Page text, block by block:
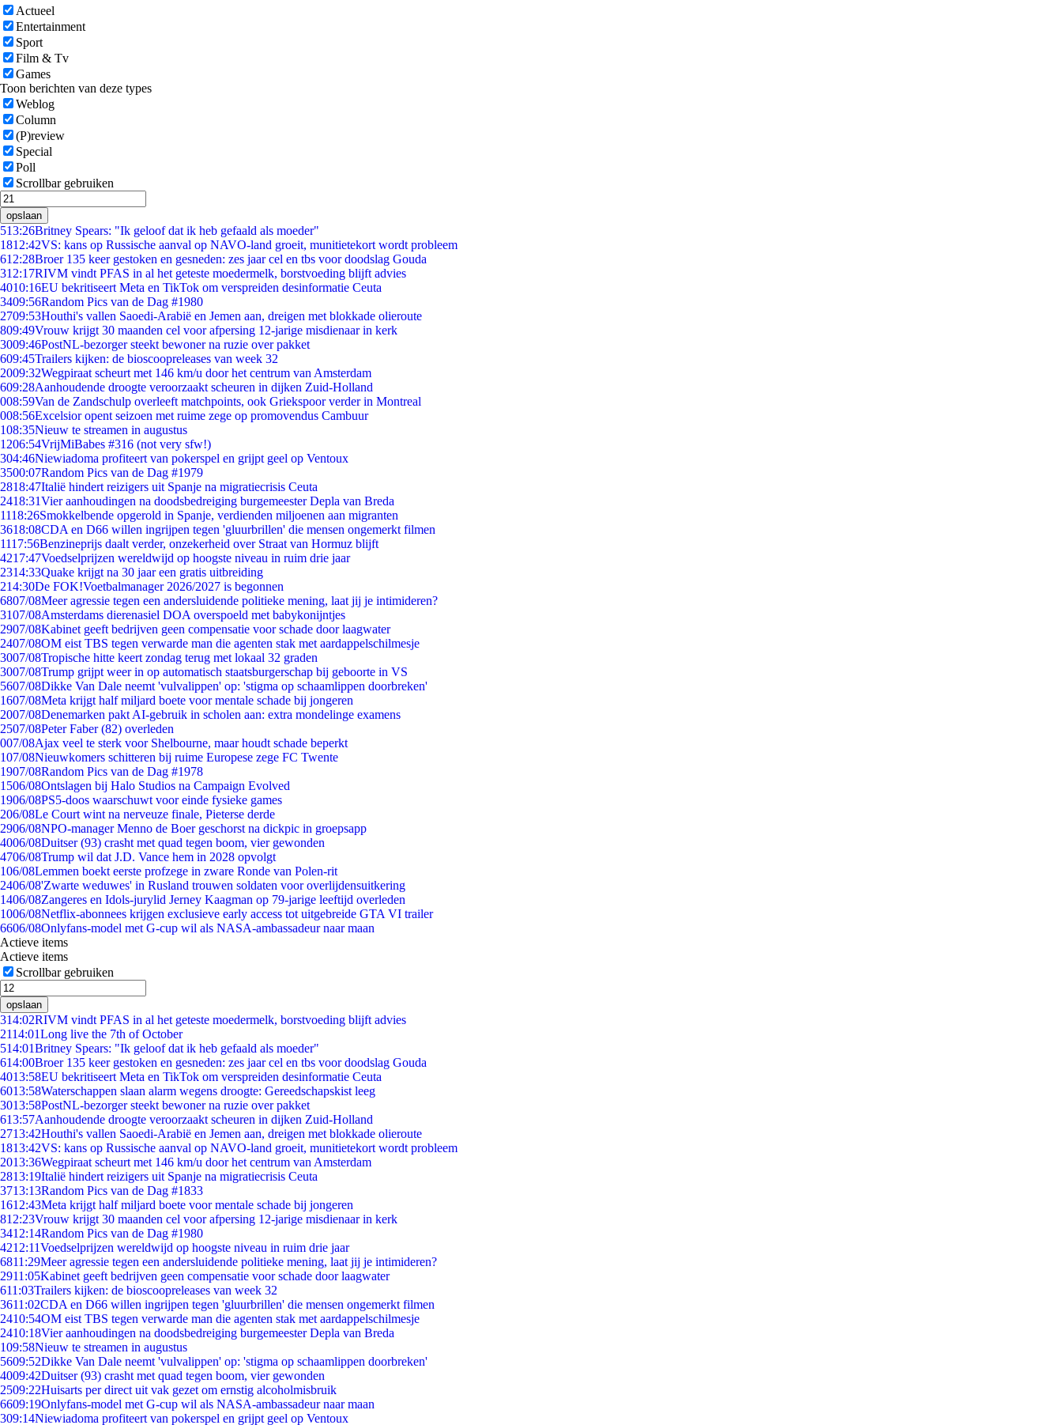
Actueel
Entertainment
Sport
Film & Tv
Games
Toon berichten van deze types
Weblog
Column
(P)review
Special
Poll
Scrollbar gebruiken
opslaan
513:26Britney Spears: "Ik geloof dat ik heb gefaald als moeder"
1812:42VS: kans op Russische aanval op NAVO-land groeit, munitietekort wordt probleem
612:28Broer 135 keer gestoken en gesneden: zes jaar cel en tbs voor doodslag Gouda
312:17RIVM vindt PFAS in al het geteste moedermelk, borstvoeding blijft advies
4010:16EU bekritiseert Meta en TikTok om verspreiden desinformatie Ceuta
3409:56Random Pics van de Dag #1980
2709:53Houthi's vallen Saoedi-Arabië en Jemen aan, dreigen met blokkade olieroute
809:49Vrouw krijgt 30 maanden cel voor afpersing 12-jarige misdienaar in kerk
3009:46PostNL-bezorger steekt bewoner na ruzie over pakket
609:45Trailers kijken: de bioscoopreleases van week 32
2009:32Wegpiraat scheurt met 146 km/u door het centrum van Amsterdam
609:28Aanhoudende droogte veroorzaakt scheuren in dijken Zuid-Holland
008:59Van de Zandschulp overleeft matchpoints, ook Griekspoor verder in Montreal
008:56Excelsior opent seizoen met ruime zege op promovendus Cambuur
108:35Nieuw te streamen in augustus
1206:54VrijMiBabes #316 (not very sfw!)
304:46Niewiadoma profiteert van pokerspel en grijpt geel op Ventoux
3500:07Random Pics van de Dag #1979
2818:47Italië hindert reizigers uit Spanje na migratiecrisis Ceuta
2418:31Vier aanhoudingen na doodsbedreiging burgemeester Depla van Breda
1118:26Smokkelbende opgerold in Spanje, verdienden miljoenen aan migranten
3618:08CDA en D66 willen ingrijpen tegen 'gluurbrillen' die mensen ongemerkt filmen
1117:56Benzineprijs daalt verder, onzekerheid over Straat van Hormuz blijft
4217:47Voedselprijzen wereldwijd op hoogste niveau in ruim drie jaar
2314:33Quake krijgt na 30 jaar een gratis uitbreiding
214:30De FOK!Voetbalmanager 2026/2027 is begonnen
6807/08Meer agressie tegen een andersluidende politieke mening, laat jij je intimideren?
3107/08Amsterdams dierenasiel DOA overspoeld met babykonijntjes
2907/08Kabinet geeft bedrijven geen compensatie voor schade door laagwater
2407/08OM eist TBS tegen verwarde man die agenten stak met aardappelschilmesje
3007/08Tropische hitte keert zondag terug met lokaal 32 graden
3007/08Trump grijpt weer in op automatisch staatsburgerschap bij geboorte in VS
5607/08Dikke Van Dale neemt 'vulvalippen' op: 'stigma op schaamlippen doorbreken'
1607/08Meta krijgt half miljard boete voor mentale schade bij jongeren
2007/08Denemarken pakt AI-gebruik in scholen aan: extra mondelinge examens
2507/08Peter Faber (82) overleden
007/08Ajax veel te sterk voor Shelbourne, maar houdt schade beperkt
107/08Nieuwkomers schitteren bij ruime Europese zege FC Twente
1907/08Random Pics van de Dag #1978
1506/08Ontslagen bij Halo Studios na Campaign Evolved
1906/08PS5-doos waarschuwt voor einde fysieke games
206/08Le Court wint na nerveuze finale, Pieterse derde
2906/08NPO-manager Menno de Boer geschorst na dickpic in groepsapp
4006/08Duitser (93) crasht met quad tegen boom, vier gewonden
4706/08Trump wil dat J.D. Vance hem in 2028 opvolgt
106/08Lemmen boekt eerste profzege in zware Ronde van Polen-rit
2406/08'Zwarte weduwes' in Rusland trouwen soldaten voor overlijdensuitkering
1406/08Zangeres en Idols-jurylid Jerney Kaagman op 79-jarige leeftijd overleden
1006/08Netflix-abonnees krijgen exclusieve early access tot uitgebreide GTA VI trailer
6606/08Onlyfans-model met G-cup wil als NASA-ambassadeur naar maan
Actieve items
Actieve items
Scrollbar gebruiken
opslaan
314:02RIVM vindt PFAS in al het geteste moedermelk, borstvoeding blijft advies
2114:01Long live the 7th of October
514:01Britney Spears: "Ik geloof dat ik heb gefaald als moeder"
614:00Broer 135 keer gestoken en gesneden: zes jaar cel en tbs voor doodslag Gouda
4013:58EU bekritiseert Meta en TikTok om verspreiden desinformatie Ceuta
6013:58Waterschappen slaan alarm wegens droogte: Gereedschapskist leeg
3013:58PostNL-bezorger steekt bewoner na ruzie over pakket
613:57Aanhoudende droogte veroorzaakt scheuren in dijken Zuid-Holland
2713:42Houthi's vallen Saoedi-Arabië en Jemen aan, dreigen met blokkade olieroute
1813:42VS: kans op Russische aanval op NAVO-land groeit, munitietekort wordt probleem
2013:36Wegpiraat scheurt met 146 km/u door het centrum van Amsterdam
2813:19Italië hindert reizigers uit Spanje na migratiecrisis Ceuta
3713:13Random Pics van de Dag #1833
1612:43Meta krijgt half miljard boete voor mentale schade bij jongeren
812:23Vrouw krijgt 30 maanden cel voor afpersing 12-jarige misdienaar in kerk
3412:14Random Pics van de Dag #1980
4212:11Voedselprijzen wereldwijd op hoogste niveau in ruim drie jaar
6811:29Meer agressie tegen een andersluidende politieke mening, laat jij je intimideren?
2911:05Kabinet geeft bedrijven geen compensatie voor schade door laagwater
611:03Trailers kijken: de bioscoopreleases van week 32
3611:02CDA en D66 willen ingrijpen tegen 'gluurbrillen' die mensen ongemerkt filmen
2410:54OM eist TBS tegen verwarde man die agenten stak met aardappelschilmesje
2410:18Vier aanhoudingen na doodsbedreiging burgemeester Depla van Breda
109:58Nieuw te streamen in augustus
5609:52Dikke Van Dale neemt 'vulvalippen' op: 'stigma op schaamlippen doorbreken'
4009:42Duitser (93) crasht met quad tegen boom, vier gewonden
2509:22Huisarts per direct uit vak gezet om ernstig alcoholmisbruik
6609:19Onlyfans-model met G-cup wil als NASA-ambassadeur naar maan
309:14Niewiadoma profiteert van pokerspel en grijpt geel op Ventoux